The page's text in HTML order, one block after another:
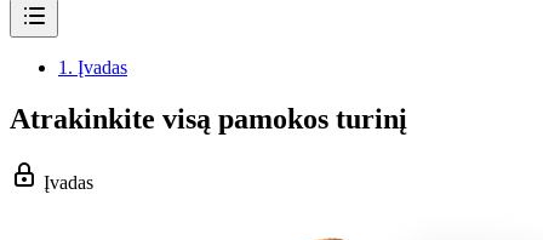
1. Įvadas
Atrakinkite visą pamokos turinį
Įvadas